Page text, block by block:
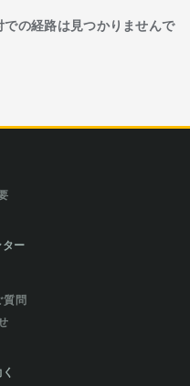
の経路は見つかりませんで
ター
質問